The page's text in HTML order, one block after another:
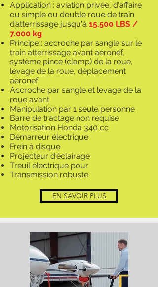
Application : aviation privée, d'affaire
ou simple ou double roue de train
d’atterrissage jusqu'à 15.500 LBS /
7.000 kg
Principe : accroche par sangle sur le
train atterrissage avant aéronef,
système pince (clamp) de la roue,
levage de la roue, déplacement
aéronef
Accroche par sangle et levage de la
roue avant
Manipulation par 1 seule personne
Barre de tractage non requise
Motorisation Honda 340 cc
Démarreur électrique
Frein à disque
Projecteur d'éclairage
Treuil électrique pour
Transmission robuste
EN SAVOIR PLUS